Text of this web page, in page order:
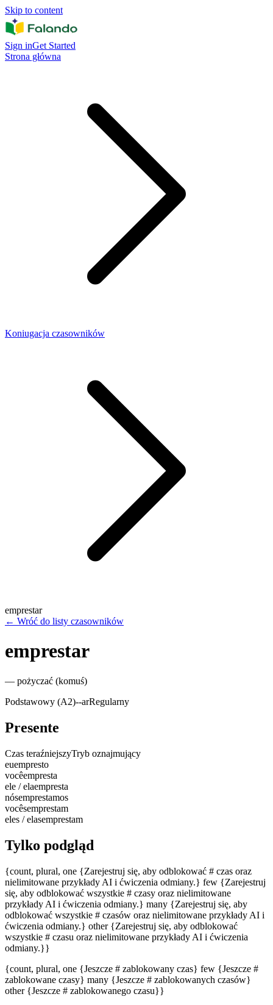
Skip to content
Sign inGet Started
Strona główna
Koniugacja czasowników
emprestar
← Wróć do listy czasowników
emprestar
— pożyczać (komuś)
Podstawowy (A2)--arRegularny
Presente
Czas teraźniejszyTryb oznajmujący
euempresto
vocêempresta
ele / elaempresta
nósemprestamos
vocêsemprestam
eles / elasemprestam
Tylko podgląd
{count, plural, one {Zarejestruj się, aby odblokować # czas oraz
nielimitowane przykłady AI i ćwiczenia odmiany.} few {Zarejestruj
się, aby odblokować wszystkie # czasy oraz nielimitowane
przykłady AI i ćwiczenia odmiany.} many {Zarejestruj się, aby
odblokować wszystkie # czasów oraz nielimitowane przykłady AI i
ćwiczenia odmiany.} other {Zarejestruj się, aby odblokować
wszystkie # czasu oraz nielimitowane przykłady AI i ćwiczenia
odmiany.}}
{count, plural, one {Jeszcze # zablokowany czas} few {Jeszcze #
zablokowane czasy} many {Jeszcze # zablokowanych czasów}
other {Jeszcze # zablokowanego czasu}}